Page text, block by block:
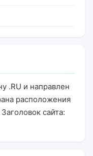
.RU и направлен
расположения
сайта: